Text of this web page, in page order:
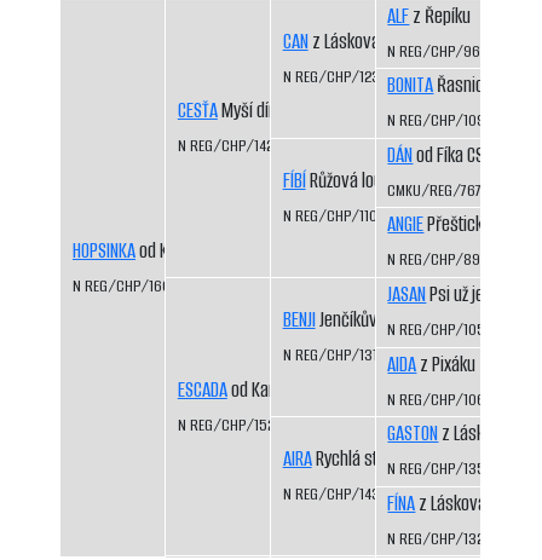
HOPSINKAod Kamenité říčky
N REG/CHP/1604/12/14
CESŤAMyší díra
N REG/CHP/1423/07/08
ESCADAod Kamenité říčky
N REG/CHP/1523/09/11
CANz Láskova
N REG/CHP/1233/01/03
FÍBÍRůžová louka
N REG/CHP/1109/99/01
BENJIJenčíkův les
N REG/CHP/1310/03/05
AIRARychlá stopa
N REG/CHP/1435/07/09
ALFz Řepíku
N REG/CHP/962/96/98
BONITAŘasnický potok
N REG/CHP/1093/98/
DÁNod Fíka CS
CMKU/REG/767/93/98
ANGIEPřeštická luka
N REG/CHP/894/95/96
JASANPsi už jedou
N REG/CHP/1050/98/
AIDAz Pixáku
N REG/CHP/1066/98/
GASTONz Láskova
N REG/CHP/1354/04/06
FÍNAz Láskova
N REG/CHP/1325/03/